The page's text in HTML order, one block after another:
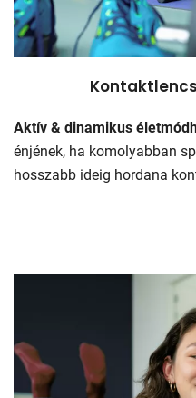
Aktív & dinamikus
énjének, ha komolyabban
hosszabb ideig hordana